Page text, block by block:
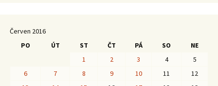
Červen 2016
PO
ÚT ST ČT PÁ SO
NE
1
2 3 4
5
6
7 8 9 10 11
12